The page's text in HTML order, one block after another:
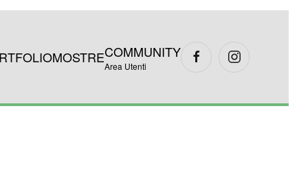
MOSTRECOMMUNITY
Area Utenti